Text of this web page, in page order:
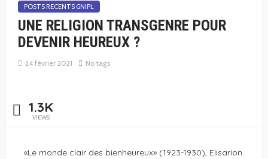
POSTS RECENTS GNIPL
UNE RELIGION TRANSGENRE POUR
DEVENIR HEUREUX ?
24 février 2021 No tags
1.3K
VIEWS
«Le monde clair des bienheureux» (1923-1930), Elisarion.